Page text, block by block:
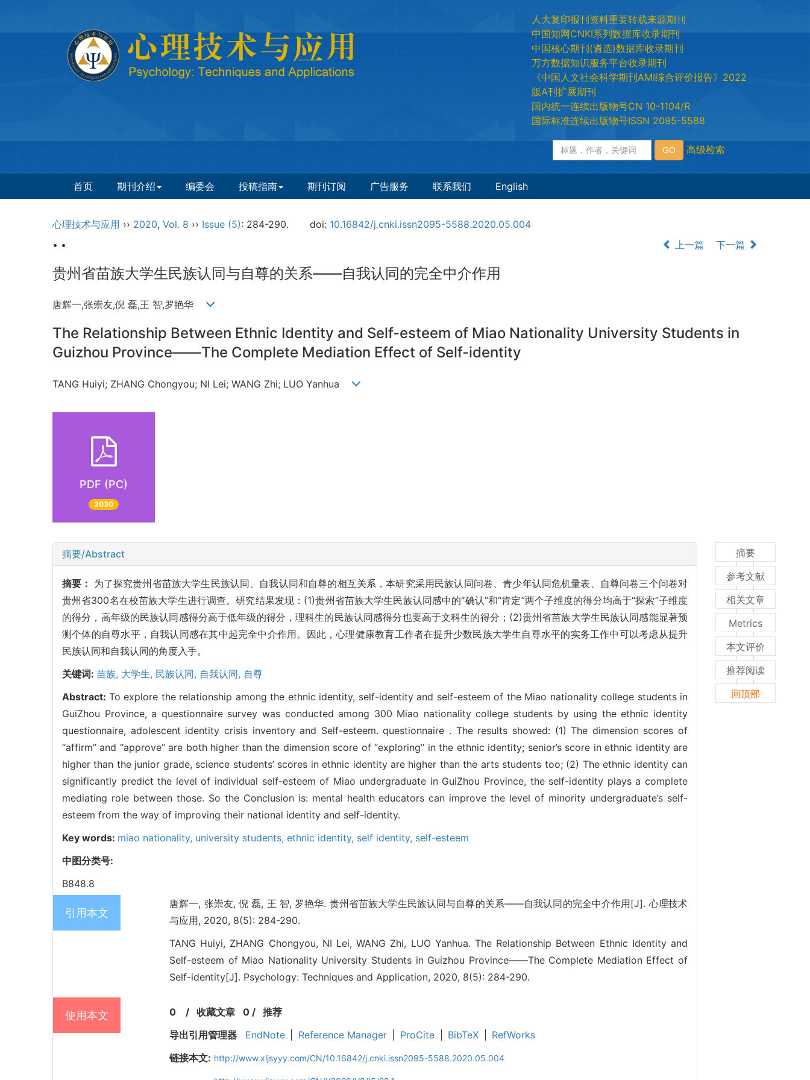
人大复印报刊资料重要转载来源期刊
中国知网CNKI系列数据库收录期刊
中国核心期刊(遴选)数据库收录期刊
万方数据知识服务平台收录期刊
《中国人文社会科学期刊AMI综合评价报告》2022
版A刊扩展期刊
国内统一连续出版物号CN 10-1104/R
国际标准连续出版物号ISSN 2095-5588
首页 期刊介绍 编委会 投稿指南 期刊订阅 广告服务 联系我们 English
心理技术与应用 ›› 2020, Vol. 8 ›› Issue (5): 284-290. doi: 10.16842/j.cnki.issn2095-5588.2020.05.004
• •
上一篇 下一篇
贵州省苗族大学生民族认同与自尊的关系——自我认同的完全中介作用
唐辉一,张崇友,倪 磊,王 智,罗艳华
The Relationship Between Ethnic Identity and Self-esteem of Miao Nationality University Students in
Guizhou Province——The Complete Mediation Effect of Self-identity
TANG Huiyi; ZHANG Chongyou; NI Lei; WANG Zhi; LUO Yanhua
PDF (PC)
2030
摘要/Abstract
摘要： 为了探究贵州省苗族大学生民族认同、自我认同和自尊的相互关系，本研究采用民族认同问卷、青少年认同危机量表、自尊问卷三个问卷对
贵州省300名在校苗族大学生进行调查。研究结果发现：(1)贵州省苗族大学生民族认同感中的“确认”和“肯定”两个子维度的得分均高于“探索”子维度
的得分，高年级的民族认同感得分高于低年级的得分，理科生的民族认同感得分也要高于文科生的得分；(2)贵州省苗族大学生民族认同感能显著预
测个体的自尊水平，自我认同感在其中起完全中介作用。因此，心理健康教育工作者在提升少数民族大学生自尊水平的实务工作中可以考虑从提升
民族认同和自我认同的角度入手。
关键词: 苗族, 大学生, 民族认同, 自我认同, 自尊
Abstract: To explore the relationship among the ethnic identity, self-identity and self-esteem of the Miao nationality college students in
GuiZhou Province, a questionnaire survey was conducted among 300 Miao nationality college students by using the ethnic identity
questionnaire, adolescent identity crisis inventory and Self-esteem. questionnaire . The results showed: (1) The dimension scores of
“affirm” and “approve” are both higher than the dimension score of “exploring” in the ethnic identity; senior’s score in ethnic identity are
higher than the junior grade, science students’ scores in ethnic identity are higher than the arts students too; (2) The ethnic identity can
significantly predict the level of individual self-esteem of Miao undergraduate in GuiZhou Province, the self-identity plays a complete
mediating role between those. So the Conclusion is: mental health educators can improve the level of minority undergraduate’s self-
esteem from the way of improving their national identity and self-identity.
Key words: miao nationality, university students, ethnic identity, self identity, self-esteem
中图分类号:
B848.8
引用本文
唐辉一, 张崇友, 倪 磊, 王 智, 罗艳华. 贵州省苗族大学生民族认同与自尊的关系——自我认同的完全中介作用[J]. 心理技术
与应用, 2020, 8(5): 284-290.
TANG Huiyi, ZHANG Chongyou, NI Lei, WANG Zhi, LUO Yanhua. The Relationship Between Ethnic Identity and
Self-esteem of Miao Nationality University Students in Guizhou Province——The Complete Mediation Effect of
Self-identity[J]. Psychology: Techniques and Application, 2020, 8(5): 284-290.
使用本文 0 / 收藏文章 0/ 推荐
导出引用管理器
EndNote Reference Manager ProCite BibTeX
RefWorks
链接本文: http://www.xljsyyy.com/CN/10.16842/j.cnki.issn2095-5588.2020.05.004
摘要
参考文献
相关文章
Metrics
本文评价
推荐阅读
回顶部